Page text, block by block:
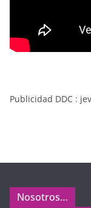
Publicidad DDC :
Nosotros…